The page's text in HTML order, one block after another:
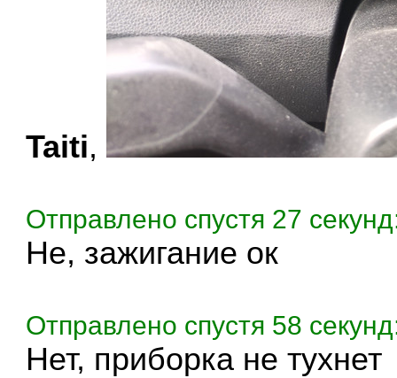
Taiti,
Отправлено спустя 27
Не, зажигание ок
Отправлено спустя 58
Нет, приборка не тухнет